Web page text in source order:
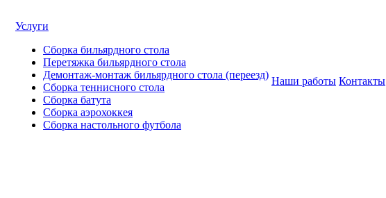
Услуги
Сборка бильярдного стола
Перетяжка бильярдного стола
Демонтаж-монтаж бильярдного стола (переезд)
Сборка теннисного стола
Сборка батута
Сборка аэрохоккея
Сборка настольного футбола
Наши работы Контакты